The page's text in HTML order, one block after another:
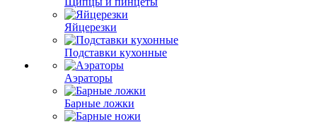
Яйцерезки
Подставки кухонные
Аэраторы
Барные ложки